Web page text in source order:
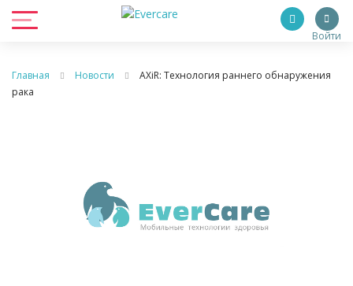
Войти
Главная Новости
AXiR: Технология раннего обнаружения
рака